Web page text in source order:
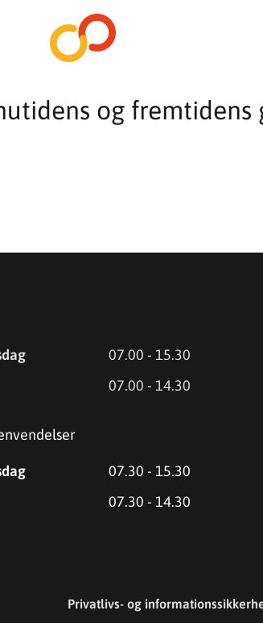
og fremtidens
07.00 - 15.30
07.00 - 14.30
07.30 - 15.30
07.30 - 14.30
Privatlivs- og